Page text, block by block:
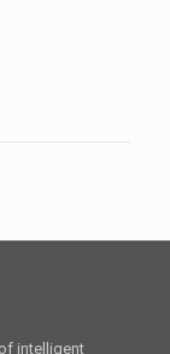
intelligent